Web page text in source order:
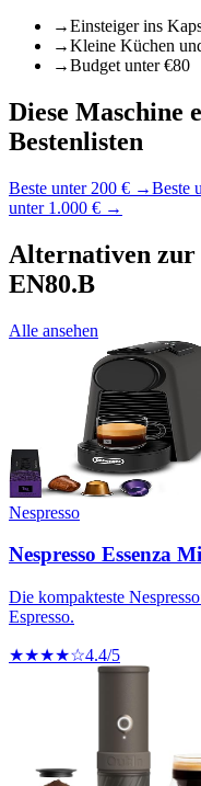
→Einsteiger ins
→Kleine Küchen
→Budget unter €80
Diese Maschine
Bestenlisten
Beste unter 200 € →Beste
unter 1.000 € →
Alternativen zur
EN80.B
Alle ansehen
Nespresso
Nespresso Essenza
Die kompakteste
Espresso.
★★★★☆4.4/5